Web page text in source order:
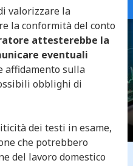
valorizzare la
la conformità del conto
attesterebbe la
eventuali
affidamento sulla
obblighi di
dei testi in esame,
che potrebbero
del lavoro domestico